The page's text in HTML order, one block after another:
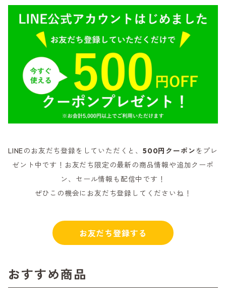
LINEのお友だち登録をしていただくと、500円クーポンをプレ
ゼント中です！お友だち限定の最新の商品情報や追加クーポ
ン、セール情報も配信中です！
ぜひこの機会にお友だち登録してくださいね！
お友だち登録する
おすすめ商品